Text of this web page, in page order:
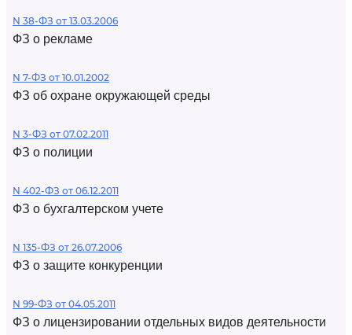
N 38-ФЗ от 13.03.2006
ФЗ о рекламе
N 7-ФЗ от 10.01.2002
ФЗ об охране окружающей среды
N 3-ФЗ от 07.02.2011
ФЗ о полиции
N 402-ФЗ от 06.12.2011
ФЗ о бухгалтерском учете
N 135-ФЗ от 26.07.2006
ФЗ о защите конкуренции
N 99-ФЗ от 04.05.2011
ФЗ о лицензировании отдельных видов деятельности